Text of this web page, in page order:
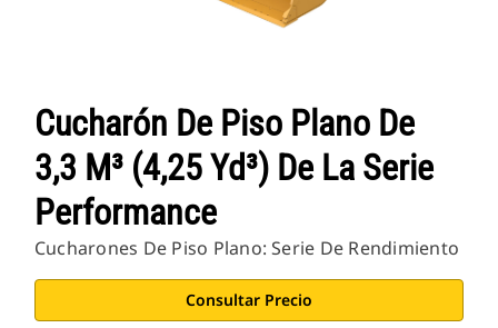
Cucharón De Piso Plano De
3,3 M³ (4,25 Yd³) De La Serie
Performance
Cucharones De Piso Plano: Serie De Rendimiento
Consultar Precio